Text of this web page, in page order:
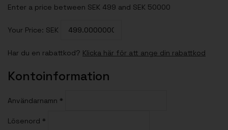
Enter a price between SEK 499 and SEK 50000
Your Price: SEK
Har du en rabattkod? Klicka här för att ange din rabattkod
Kontoinformation
Användarnamn *
Lösenord *